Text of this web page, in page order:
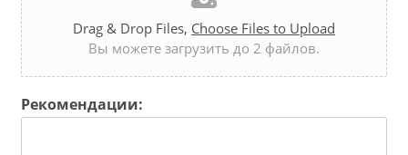
Drag & Drop Files, Choose Files to Upload
Вы можете загрузить до 2 файлов.
Рекомендации: